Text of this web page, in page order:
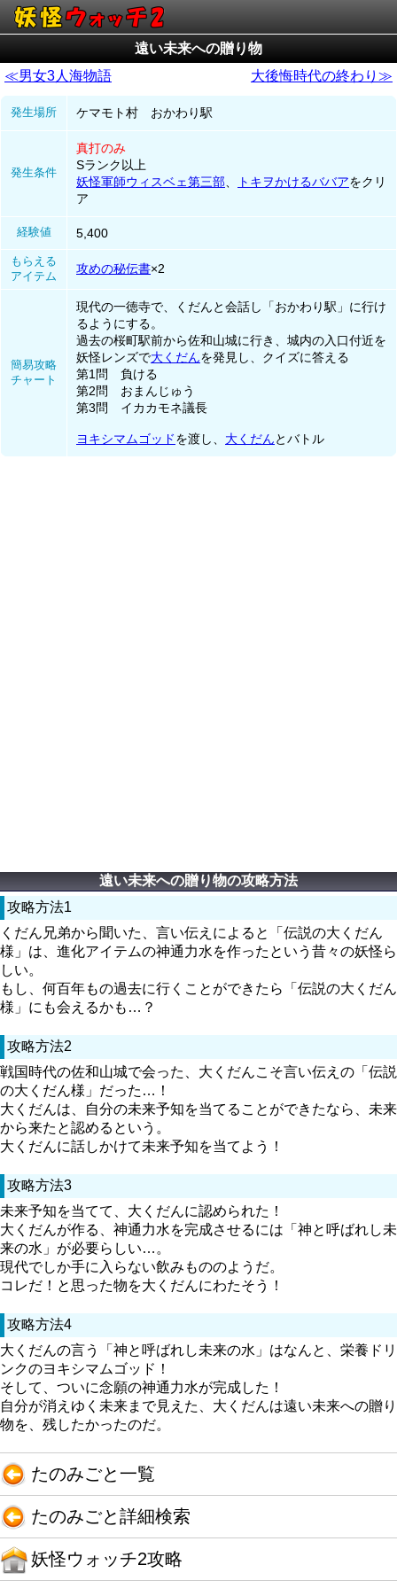
遠い未来への贈り物
≪男女3人海物語
大後悔時代の終わり≫
発生場所 ケマモト村 おかわり駅
発生条件
真打のみ
Sランク以上
妖怪軍師ウィスベェ第三部
トキヲかけるババアをクリ
ア
経験値 5,400
もらえる
アイテム
攻めの秘伝書×2
簡易攻略
チャート
現代の一徳寺で、くだんと会話し「おかわり駅」に行け
るようにする。
過去の桜町駅前から佐和山城に行き、城内の入口付近を
妖怪レンズで大くだんを発見し、クイズに答える
第1問 負ける
第2問 おまんじゅう
第3問 イカカモネ議長
ヨキシマムゴッドを渡し、 大くだんとバトル
遠い未来への贈り物の攻略方法
攻略方法1
くだん兄弟から聞いた、言い伝えによると「伝説の大くだん
様」は、進化アイテムの神通力水を作ったという昔々の妖怪ら
しい。
もし、何百年もの過去に行くことができたら「伝説の大くだん
様」にも会えるかも…？
攻略方法2
戦国時代の佐和山城で会った、大くだんこそ言い伝えの「伝説
の大くだん様」だった…！
大くだんは、自分の未来予知を当てることができたなら、未来
から来たと認めるという。
大くだんに話しかけて未来予知を当てよう！
攻略方法3
未来予知を当てて、大くだんに認められた！
大くだんが作る、神通力水を完成させるには「神と呼ばれし未
来の水」が必要らしい…。
現代でしか手に入らない飲みもののようだ。
コレだ！と思った物を大くだんにわたそう！
攻略方法4
大くだんの言う「神と呼ばれし未来の水」はなんと、栄養ドリ
ンクのヨキシマムゴッド！
そして、ついに念願の神通力水が完成した！
自分が消えゆく未来まで見えた、大くだんは遠い未来への贈り
物を、残したかったのだ。
たのみごと一覧
たのみごと詳細検索
妖怪ウォッチ2攻略